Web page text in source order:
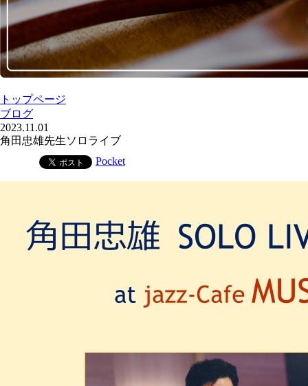
トップページ
ブログ
2023.11.01
角田忠雄先生ソロライブ
Pocket